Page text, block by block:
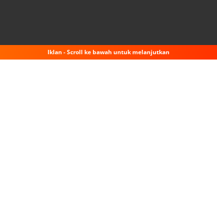
Iklan - Scroll ke bawah untuk melanjutkan